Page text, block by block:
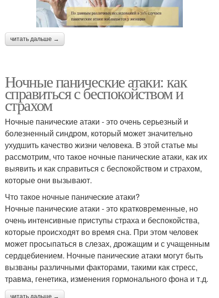
читать дальше →
Ночные панические атаки: как
справиться с беспокойством и
страхом
Ночные панические атаки - это очень серьезный и
болезненный синдром, который может значительно
ухудшить качество жизни человека. В этой статье мы
рассмотрим, что такое ночные панические атаки, как их
выявить и как справиться с беспокойством и страхом,
которые они вызывают.
Что такое ночные панические атаки?
Ночные панические атаки - это кратковременные, но
очень интенсивные приступы страха и беспокойства,
которые происходят во время сна. При этом человек
может просыпаться в слезах, дрожащим и с учащенным
сердцебиением. Ночные панические атаки могут быть
вызваны различными факторами, такими как стресс,
травма, генетика, изменения гормонального фона и т.д.
читать дальше →